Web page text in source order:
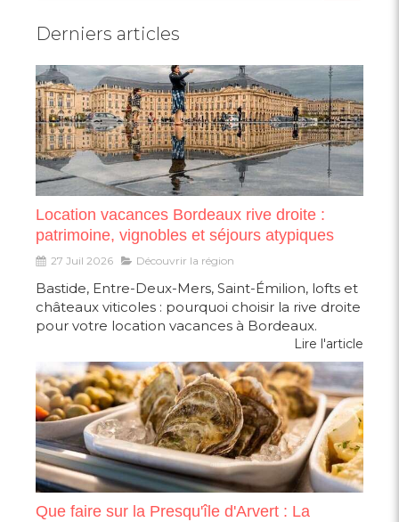
Derniers articles
Location vacances Bordeaux rive droite :
patrimoine, vignobles et séjours atypiques
27 Juil 2026 Découvrir la région
Bastide, Entre-Deux-Mers, Saint-Émilion, lofts et
châteaux viticoles : pourquoi choisir la rive droite
pour votre location vacances à Bordeaux.
Lire l'article
Que faire sur la Presqu'île d'Arvert : La